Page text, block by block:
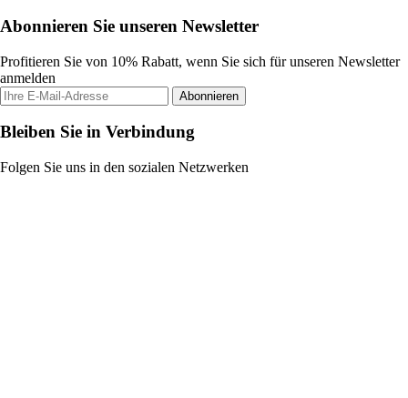
Abonnieren Sie unseren Newsletter
Profitieren Sie von 10% Rabatt, wenn Sie sich für unseren Newsletter
anmelden
Abonnieren
Bleiben Sie in Verbindung
Folgen Sie uns in den sozialen Netzwerken